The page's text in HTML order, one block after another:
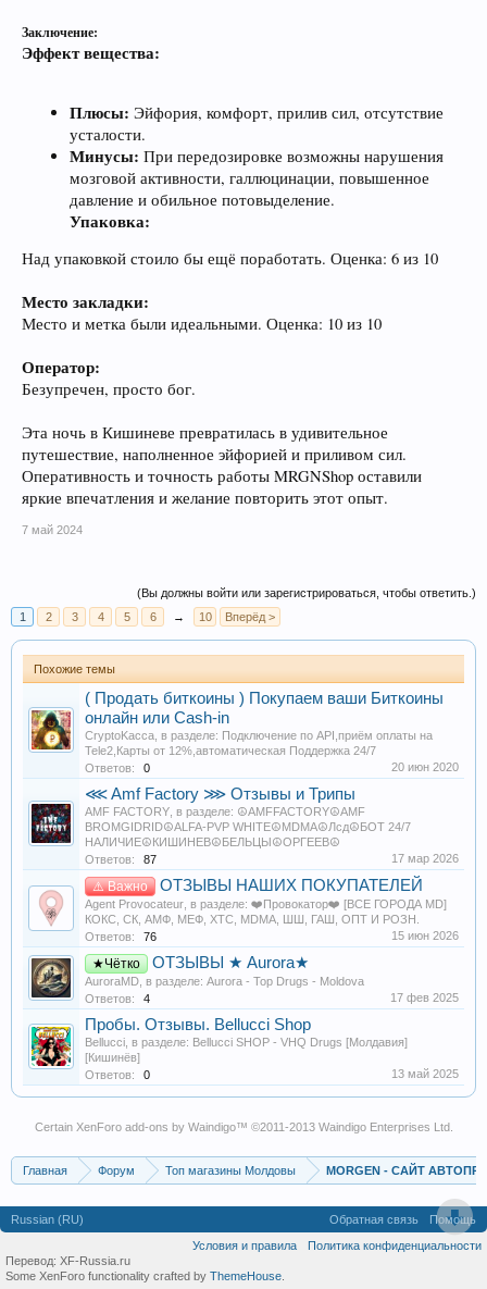
Заключение:
Эффект вещества:
Плюсы: Эйфория, комфорт, прилив сил, отсутствие
усталости.
Минусы: При передозировке возможны нарушения
мозговой активности, галлюцинации, повышенное
давление и обильное потовыделение.
Упаковка:
Над упаковкой стоило бы ещё поработать. Оценка: 6 из 10
Место закладки:
Место и метка были идеальными. Оценка: 10 из 10
Оператор:
Безупречен, просто бог.
Эта ночь в Кишиневе превратилась в удивительное
путешествие, наполненное эйфорией и приливом сил.
Оперативность и точность работы MRGNShop оставили
яркие впечатления и желание повторить этот опыт.
7 май 2024
(Вы должны войти или зарегистрироваться, чтобы ответить.)
1
2 3 4 5 6 → 10 Вперёд >
Похожие темы
( Продать биткоины ) Покупаем ваши Биткоины
онлайн или Cash-in
CryptoKacca, в разделе: Подключение по API,приём оплаты на
Tele2,Карты от 12%,автоматическая Поддержка 24/7
Ответов:
0 20 июн 2020
⋘ Amf Factory ⋙ Отзывы и Трипы
AMF FACTORY, в разделе: ☮️AMFFACTORY☮️AMF
BROMGIDRID☮️ALFA-PVP WHITE☮️MDMA☮️Лсд☮️БОТ 24/7
НАЛИЧИЕ☮️КИШИНЕВ☮️БЕЛЬЦЫ☮️ОРГЕЕВ☮️
Ответов:
87 17 мар 2026
⚠️ Важно ОТЗЫВЫ НАШИХ ПОКУПАТЕЛЕЙ
Agent Provocateur, в разделе: ❤️Провокатор❤️ [ВСЕ ГОРОДА MD]
КОКС, СК, АМФ, МЕФ, XTC, MDMA, ШШ, ГАШ, ОПТ И РОЗН.
Ответов:
76 15 июн 2026
★Чётко ОТЗЫВЫ ★ Aurora★
AuroraMD, в разделе: Aurora - Top Drugs - Moldova
Ответов:
4 17 фев 2025
Пробы. Отзывы. Bellucci Shop
Bellucci, в разделе: Bellucci SHOP - VHQ Drugs [Молдавия]
[Кишинёв]
Ответов:
0 13 май 2025
Certain XenForo add-ons by Waindigo™ ©2011-2013 Waindigo Enterprises Ltd.
Главная Форум Топ магазины Молдовы MORGEN - САЙТ
Russian (RU) Обратная связь
Помощь
Условия и правила
Политика конфиденциальности
Перевод: XF-Russia.ru
Some XenForo functionality crafted by ThemeHouse.